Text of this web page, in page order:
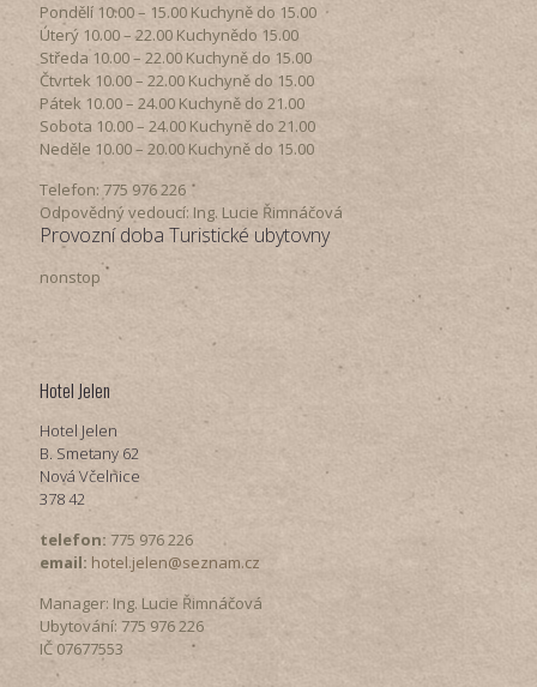
Pondělí​ 10.00 – 15.00​​ Kuchyně do 15.00
Úterý ​10.00 – 22.00​​ Kuchynědo 15.00
Středa ​10.00 – 22.00 ​​Kuchyně do 15.00
Čtvrtek​ 10.00 – 22.00 ​​Kuchyně do 15.00
Pátek​ 10.00 – 24.00​​ Kuchyně do 21.00
Sobota ​10.00 – 24.00​​ Kuchyně do 21.00
Neděle ​10.00 – 20.00​​ Kuchyně do 15.00
Telefon: 775 976 226
Odpovědný vedoucí: Ing. Lucie Řimnáčová
Provozní doba Turistické ubytovny
nonstop
Hotel Jelen
Hotel Jelen
B. Smetany 62
Nová Včelnice
378 42
telefon: 775 976 226
email: hotel.jelen@seznam.cz
Manager: Ing. Lucie Řimnáčová
Ubytování: 775 976 226
IČ 07677553